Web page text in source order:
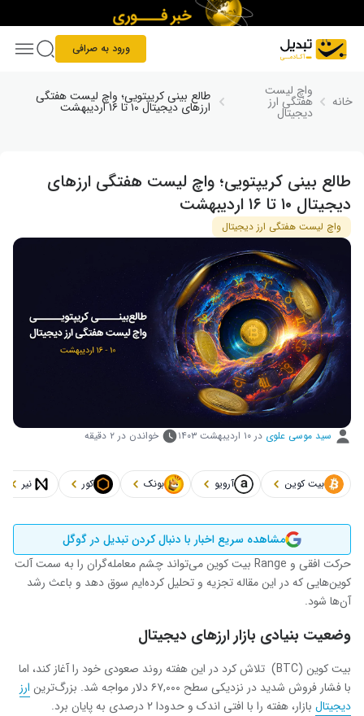
ورود به صرافی
خانه
واچ لیست
هفتگی ارز
دیجیتال
طالع بینی کریپتویی؛ واچ لیست هفتگی
ارزهای دیجیتال ۱۰ تا ۱۶ اردیبهشت
طالع بینی کریپتویی؛ واچ لیست هفتگی ارزهای
دیجیتال ۱۰ تا ۱۶ اردیبهشت
واچ لیست هفتگی ارز دیجیتال
سید موسی علوی در ۱۰ اردیبهشت ۱۴۰۳ خواندن در ۲ دقیقه
بیت کوین آرویو بونک کور نیر
مشاهده سریع اخبار با دنبال کردن تبدیل در گوگل
حرکت افقی و Range بیت کوین می‌تواند چشم‌ معامله‌گران را به سمت آلت
کوین‌هایی که در این مقاله تجزیه و تحلیل کرده‌ایم سوق دهد و باعث رشد
آن‌ها شود.
وضعیت بنیادی بازار ارزهای دیجیتال
بیت کوین (BTC) تلاش کرد در این هفته روند صعودی خود را آغاز کند، اما
با فشار فروش شدید در نزدیکی سطح ۶۷,۰۰۰ دلار مواجه شد. بزرگ‌ترین
ارز
دیجیتال بازار، هفته را با افتی اندک و حدودا ۲ درصدی به پایان برد.